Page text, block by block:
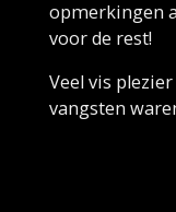
opmerkingen
voor de rest!
Veel vis
vangsten